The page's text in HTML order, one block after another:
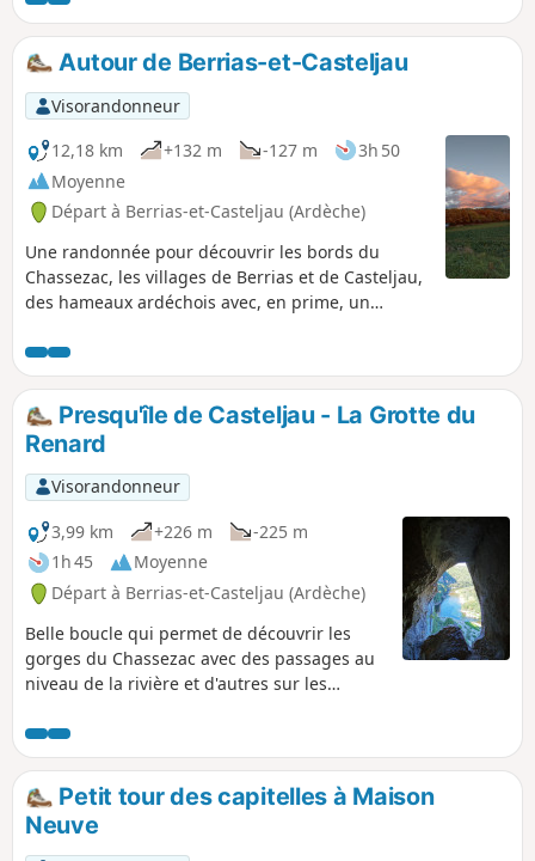
passant par plusieurs hameaux charmants.
Après Barjac, on évolue à travers champs,
dans la plaine, en longeant la frontière de
l'Ardèche toute proche, au milieux des prés
et mas pour revenir au point de départ.
Cette boucle n'a rien d'exceptionnel mais
permet de découvrir la garrigue et la plaine
avec son activité agricole. Son intérêt, c'est
d'allier une randonnée sportive tout en
ayant un balisage très présent et facile à
suivre, hormis les courts passages signalés
dans le descriptif où l'on passe d'un balisage
Autour de Berrias-et-Casteljau
Visorandonneur
12,18 km
+132 m -127 m
3h 50
Moyenne
Départ à Berrias-et-Casteljau (Ardèche)
Une randonnée pour découvrir les bords du
Chassezac, les villages de Berrias et de Casteljau,
des hameaux ardéchois avec, en prime, un
les Gorges du Chassezac. Au départ, lorsque l'on
longe le Chassezac et dans le Bois de Païolive, il y
a de très nombreux sentiers. Un GPS peut être
utile.Presqu'île de Casteljau - La Grotte du
Renard
Visorandonneur
3,99 km
+226 m
-225 m
1h 45
Moyenne
Départ à Berrias-et-Casteljau (Ardèche)
Belle boucle qui permet de découvrir les
gorges du Chassezac avec des passages au
niveau de la rivière et d'autres sur les
aventuriers, possibilité de se promener dans
des grottes. Et pour se décrasser (et suivant
la saison), possibilité de se délasser dans la
rivière. Idéale pour les enfants même si les
passages en falaise nécessitent toute
Petit tour des capitelles à Maison
Neuve